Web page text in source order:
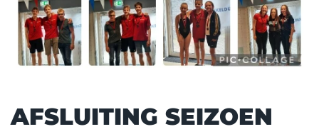
AFSLUITING SEIZOEN